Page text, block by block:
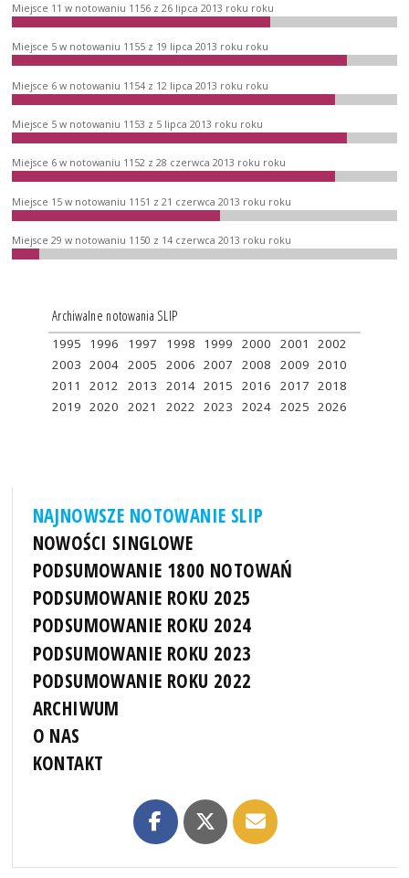
Miejsce 11 w notowaniu 1156 z 26 lipca 2013 roku roku
Miejsce 5 w notowaniu 1155 z 19 lipca 2013 roku roku
Miejsce 6 w notowaniu 1154 z 12 lipca 2013 roku roku
Miejsce 5 w notowaniu 1153 z 5 lipca 2013 roku roku
Miejsce 6 w notowaniu 1152 z 28 czerwca 2013 roku roku
Miejsce 15 w notowaniu 1151 z 21 czerwca 2013 roku roku
Miejsce 29 w notowaniu 1150 z 14 czerwca 2013 roku roku
Archiwalne notowania SLIP
1995 1996 1997 1998 1999 2000 2001
2002
2003 2004 2005 2006 2007 2008 2009 2010
2011
2012 2013 2014 2015 2016 2017 2018
2019 2020 2021 2022 2023 2024 2025 2026
NAJNOWSZE NOTOWANIE SLIP
NOWOŚCI SINGLOWE
PODSUMOWANIE 1800 NOTOWAŃ
PODSUMOWANIE ROKU 2025
PODSUMOWANIE ROKU 2024
PODSUMOWANIE ROKU 2023
PODSUMOWANIE ROKU 2022
ARCHIWUM
O NAS
KONTAKT